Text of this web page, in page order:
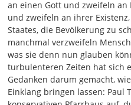
in Marburg. Tillich hat unter
gelehrt nach dem Ersten
dem Ersten Weltkrieg ein
entwickelt mit diesem Titel,
Rechtfertigung des
1924 dann nochmal
Schlüsselgedanke, der sich
hindurchzieht. Und ich
Aufsatzes
an einen Gott und zweifeln an
und zweifeln an ihrer
Staates, die Bevölkerung zu
manchmal verzweifeln
was sie denn nun glauben
turbulenteren Zeiten hat sich
Gedanken darum gemacht,
Einklang bringen lassen: Paul